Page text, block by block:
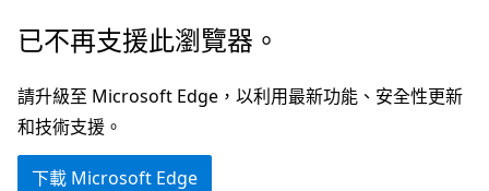
跳
主
要
內
跳
頁
面
內
已不再支援此瀏覽器。
請升級至 Microsoft Edge，以利用最新功能、安全性更新
和技術支援。
下載 Microsoft Edge